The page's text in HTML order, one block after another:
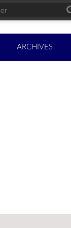
ARCHIVES